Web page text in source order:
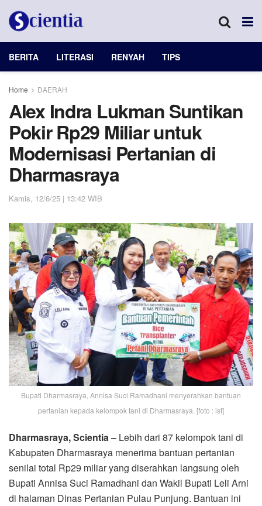
BERITA LITERASI RENYAH TIPS
Home DAERAH
Alex Indra Lukman Suntikan
Pokir Rp29 Miliar untuk
Modernisasi Pertanian di
Dharmasraya
Kamis, 12/6/25 | 13:42 WIB
Bupati Dharmasraya, Annisa Suci Ramadhani menyerahkan bantuan
pertanian kepada kelompok tani di Dharmasraya. [foto : ist]
Dharmasraya, Scientia– Lebih dari 87 kelompok tani di
Kabupaten Dharmasraya menerima bantuan pertanian
senilai total Rp29 miliar yang diserahkan langsung oleh
Bupati Annisa Suci Ramadhani dan Wakil Bupati Leli Arni
di halaman Dinas Pertanian Pulau Punjung. Bantuan ini